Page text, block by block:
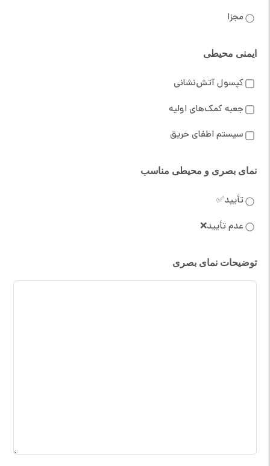
مجزا
ایمنی محیطی
کپسول آتش‌نشانی
جعبه کمک‌های اولیه
سیستم اطفای حریق
نمای بصری و محیطی مناسب
تأیید✅
عدم تأیید❌
توضیحات نمای بصری